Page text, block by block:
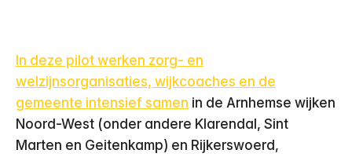
In deze pilot werken zorg- en
welzijnsorganisaties, wijkcoaches en de
gemeente intensief samen in de Arnhemse wijken
Noord-West (onder andere Klarendal, Sint
Marten en Geitenkamp) en Rijkerswoerd,